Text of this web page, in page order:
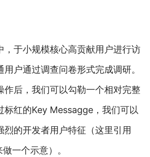
，于小规模核心高贡献用户进行访
户通过调查问卷形式完成调研。
作后，我们可以勾勒一个相对完整
标红的Key Messagge，我们可以
烈的开发者用户特征（这里引用
一个示意）。